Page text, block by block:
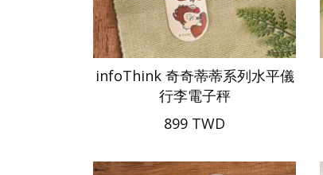
infoThink 奇奇蒂蒂系列水平儀
行李電子秤
899 TWD